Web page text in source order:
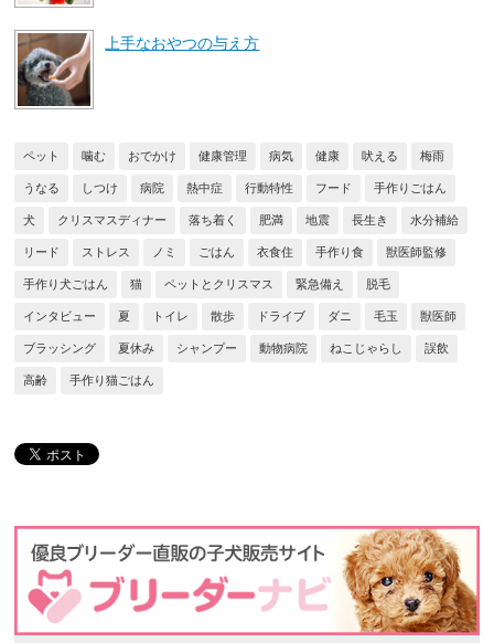
上手なおやつの与え方
ペット 噛む おでかけ 健康管理 病気 健康 吠える 梅雨
うなる しつけ 病院 熱中症 行動特性 フード 手作りごはん
犬 クリスマスディナー 落ち着く 肥満 地震 長生き 水分補給
リード ストレス ノミ ごはん 衣食住 手作り食 獣医師監修
手作り犬ごはん 猫 ペットとクリスマス 緊急備え 脱毛
インタビュー 夏 トイレ 散歩 ドライブ ダニ 毛玉 獣医師
ブラッシング 夏休み シャンプー 動物病院 ねこじゃらし 誤飲
高齢 手作り猫ごはん